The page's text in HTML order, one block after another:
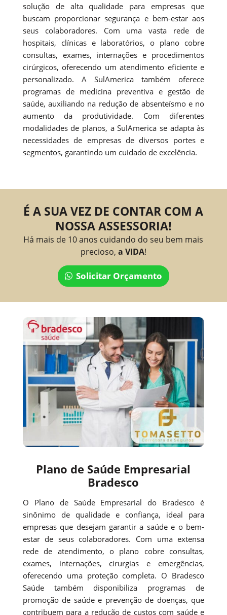
solução de alta qualidade para empresas que
buscam proporcionar segurança e bem-estar aos
seus colaboradores. Com uma vasta rede de
hospitais, clínicas e laboratórios, o plano cobre
consultas, exames, internações e procedimentos
cirúrgicos, oferecendo um atendimento eficiente e
personalizado. A SulAmerica também oferece
programas de medicina preventiva e gestão de
saúde, auxiliando na redução de absenteísmo e no
aumento da produtividade. Com diferentes
modalidades de planos, a SulAmerica se adapta às
necessidades de empresas de diversos portes e
segmentos, garantindo um cuidado de excelência.
É A SUA VEZ DE CONTAR COM A
NOSSA ASSESSORIA!
Há mais de 10 anos cuidando do seu bem mais
precioso, a VIDA!
Solicitar Orçamento
Plano de Saúde Empresarial
Bradesco
O Plano de Saúde Empresarial do Bradesco é
sinônimo de qualidade e confiança, ideal para
empresas que desejam garantir a saúde e o bem-
estar de seus colaboradores. Com uma extensa
rede de atendimento, o plano cobre consultas,
exames, internações, cirurgias e emergências,
oferecendo uma proteção completa. O Bradesco
Saúde também disponibiliza programas de
promoção de saúde e prevenção de doenças, que
contribuem para a redução de custos com saúde e